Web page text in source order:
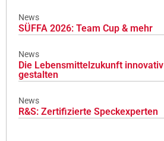
News
SÜFFA 2026: Team Cup & mehr
News
Die Lebensmittelzukunft innovativ
gestalten
News
R&S: Zertifizierte Speckexperten